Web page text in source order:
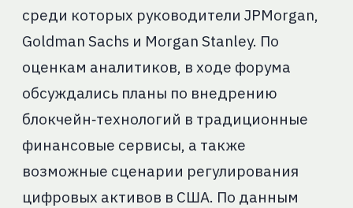
среди которых руководители JPMorgan,
Goldman Sachs и Morgan Stanley. По
оценкам аналитиков, в ходе форума
обсуждались планы по внедрению
блокчейн‑технологий в традиционные
финансовые сервисы, а также
возможные сценарии регулирования
цифровых активов в США. По данным